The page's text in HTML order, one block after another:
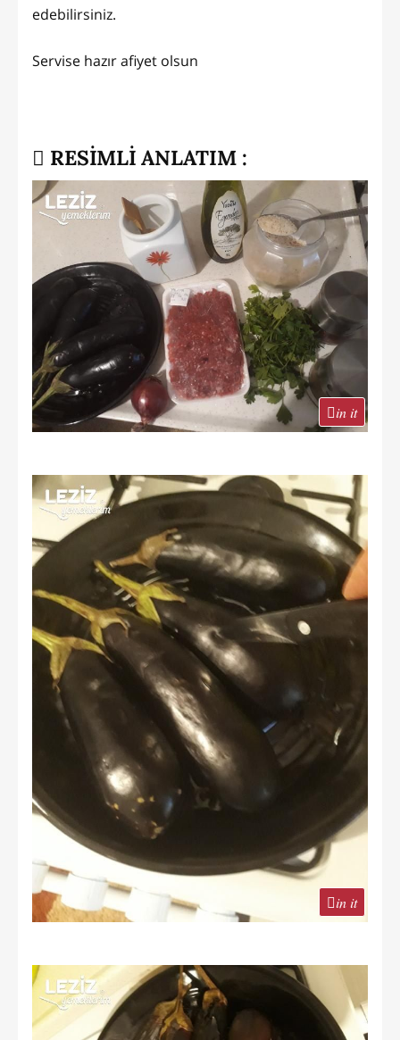
edebilirsiniz.
Servise hazır afiyet olsun
RESİMLİ ANLATIM :
in it
in it